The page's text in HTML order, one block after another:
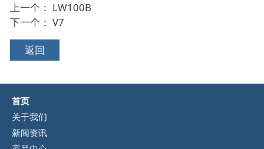
上一个： LW100B
下一个： V7
返回
首页
关于我们
新闻资讯